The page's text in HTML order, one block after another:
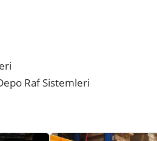
Raf Sistemleri